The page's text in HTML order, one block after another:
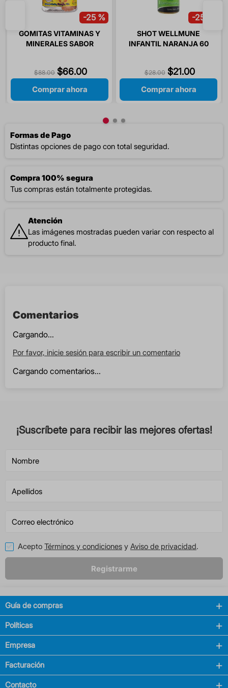
-25 %
GOMITAS VITAMINAS Y
MINERALES SABOR
GOMITAS
$88.00 $66.00
Comprar ahora
-25 %
SHOT WELLMUNE
INFANTIL NARANJA 60
$28.00 $21.00
Comprar ahora
Formas de Pago
Distintas opciones de pago con total seguridad.
Compra 100% segura
Tus compras están totalmente protegidas.
Atención
Las imágenes mostradas pueden variar con respecto al
producto final.
Comentarios
Cargando...
Por favor, inicie sesión para escribir un comentario
Cargando comentarios...
¡Suscríbete para recibir las mejores ofertas!
Acepto Términos y condiciones y Aviso de privacidad.
Registrarme
Guía de compras
Políticas
Empresa
Facturación
Contacto